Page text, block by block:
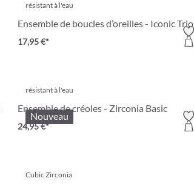
résistant à l'eau
Ensemble de boucles d’oreilles - Iconic Trio
17,95 €*
Nouveau
résistant à l'eau
Ensemble de créoles - Zirconia Basic
24,95 €*
Cubic Zirconia